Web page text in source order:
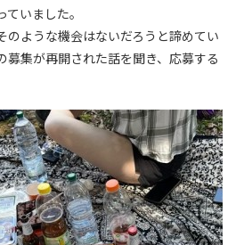
いました。
のような機会はないだろうと諦めてい
募集が再開された話を聞き、応募する